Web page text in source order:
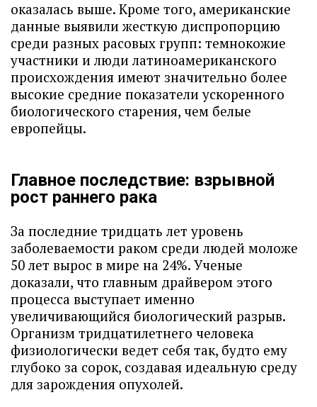
оказалась выше. Кроме того, американские
данные выявили жесткую диспропорцию
среди разных расовых групп: темнокожие
участники и люди латиноамериканского
происхождения имеют значительно более
высокие средние показатели ускоренного
биологического старения, чем белые
европейцы.
Главное последствие: взрывной
рост раннего рака
За последние тридцать лет уровень
заболеваемости раком среди людей моложе
50 лет вырос в мире на 24%. Ученые
доказали, что главным драйвером этого
процесса выступает именно
увеличивающийся биологический разрыв.
Организм тридцатилетнего человека
физиологически ведет себя так, будто ему
глубоко за сорок, создавая идеальную среду
для зарождения опухолей.